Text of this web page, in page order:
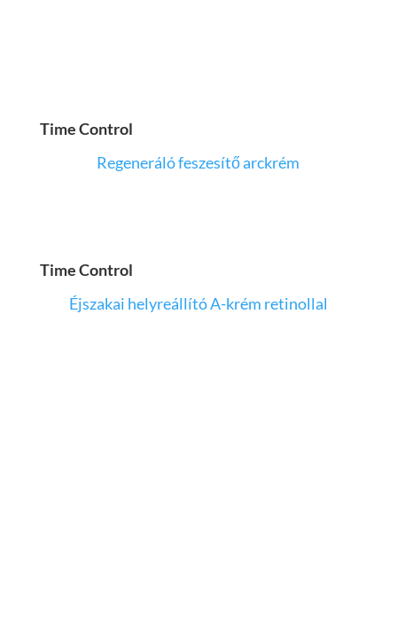
Time Control
Regeneráló feszesítő arckrém
Time Control
Éjszakai helyreállító A-krém retinollal